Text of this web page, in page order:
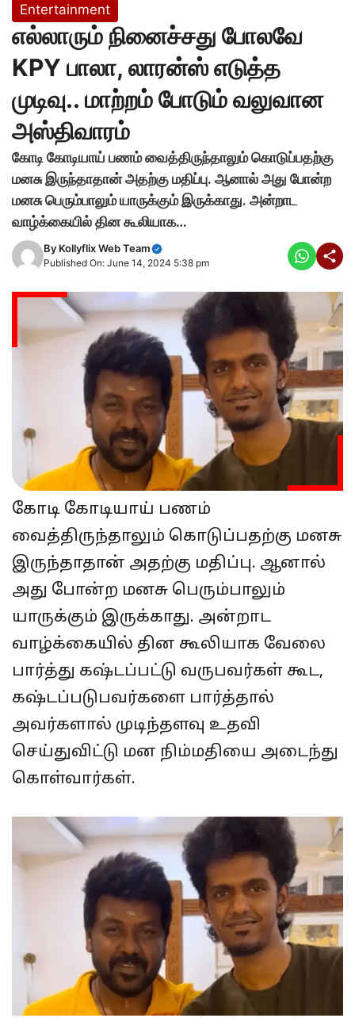
Entertainment
எல்லாரும் நினைச்சது போலவே
KPY பாலா, லாரன்ஸ் எடுத்த
முடிவு.. மாற்றம் போடும் வலுவான
அஸ்திவாரம்
கோடி கோடியாய் பணம் வைத்திருந்தாலும் கொடுப்பதற்கு
மனசு இருந்தாதான் அதற்கு மதிப்பு. ஆனால் அது போன்ற
மனசு பெரும்பாலும் யாருக்கும் இருக்காது. அன்றாட
வாழ்க்கையில் தின கூலியாக…
By Kollyflix Web Team
Published On: June 14, 2024 5:38 pm
கோடி கோடியாய் பணம்
வைத்திருந்தாலும் கொடுப்பதற்கு மனசு
இருந்தாதான் அதற்கு மதிப்பு. ஆனால்
அது போன்ற மனசு பெரும்பாலும்
யாருக்கும் இருக்காது. அன்றாட
வாழ்க்கையில் தின கூலியாக வேலை
பார்த்து கஷ்டப்பட்டு வருபவர்கள் கூட,
கஷ்டப்படுபவர்களை பார்த்தால்
அவர்களால் முடிந்தளவு உதவி
செய்துவிட்டு மன நிம்மதியை அடைந்து
கொள்வார்கள்.